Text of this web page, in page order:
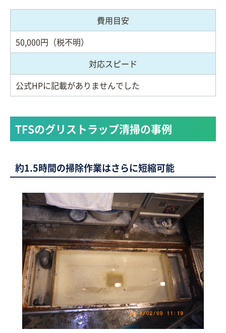
費用目安
50,000円（税不明）
対応スピード
公式HPに記載がありませんでした
TFSのグリストラップ清掃の事例
約1.5時間の掃除作業はさらに短縮可能